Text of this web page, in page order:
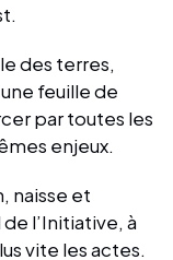
des terres,
feuille de
par toutes les
enjeux.
naisse et
l’Initiative, à
vite les actes.